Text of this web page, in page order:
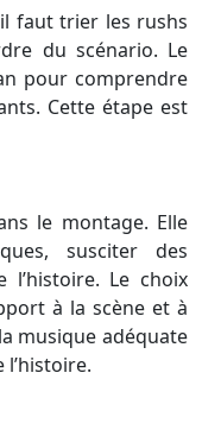
faut trier les rushs
du scénario. Le
pour comprendre
Cette étape est
le montage. Elle
susciter des
l’histoire. Le choix
à la scène et à
musique adéquate